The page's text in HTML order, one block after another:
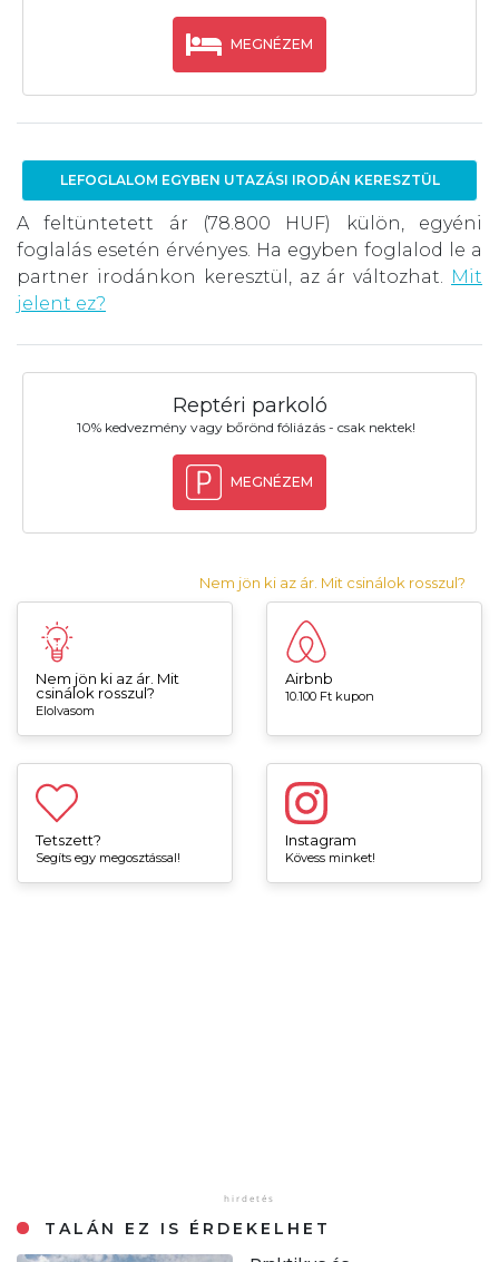
MEGNÉZEM
LEFOGLALOM EGYBEN UTAZÁSI IRODÁN KERESZTÜL
A feltüntetett ár (78.800 HUF) külön, egyéni
foglalás esetén érvényes. Ha egyben foglalod le a
partner irodánkon keresztül, az ár változhat. Mit
jelent ez?
Reptéri parkoló
10% kedvezmény vagy bőrönd fóliázás - csak nektek!
MEGNÉZEM
Nem jön ki az ár. Mit csinálok rosszul?
Nem jön ki az ár. Mit
csinálok rosszul?
Elolvasom
Airbnb
10.100 Ft kupon
Tetszett?
Segíts egy megosztással!
Instagram
Kövess minket!
TALÁN EZ IS ÉRDEKELHET